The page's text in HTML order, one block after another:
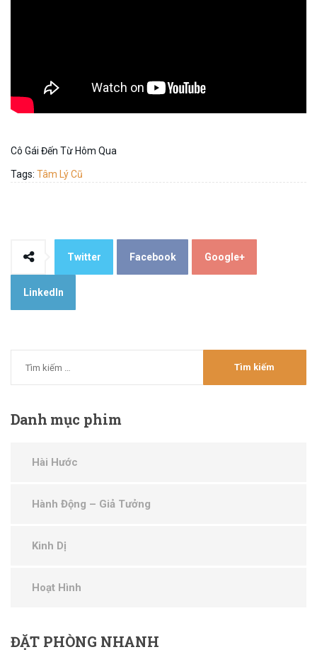
Cô Gái Đến Từ Hôm Qua
Tags: Tâm Lý Cũ
Twitter Facebook Google+
LinkedIn
Danhmục phim
Hài Hước
Hành Động – Giả Tưởng
Kinh Dị
Hoạt Hình
ĐẶTPHÒNG NHANH